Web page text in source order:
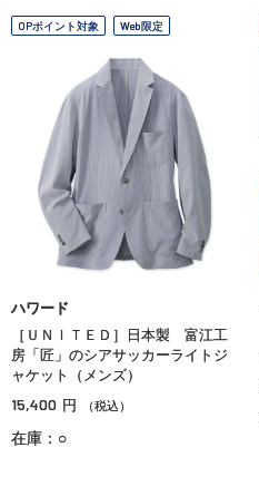
OPポイント対象 Web限定
ハワード
［ＵＮＩＴＥＤ］日本製 富江工
房「匠」のシアサッカーライトジ
ャケット（メンズ）
15,400 円 （税込）
在庫：○